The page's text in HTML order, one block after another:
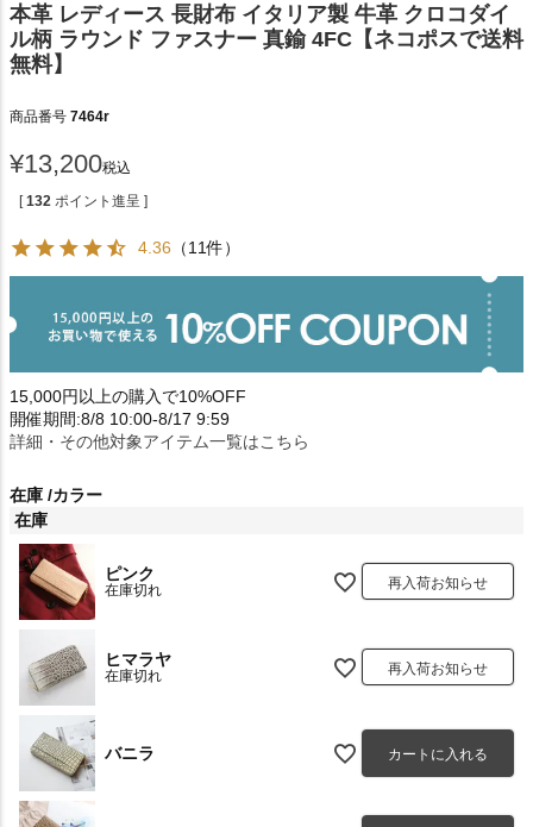
本革 レディース 長財布 イタリア製 牛革 クロコダイ
ル柄 ラウンド ファスナー 真鍮 4FC【ネコポスで送料
無料】
商品番号 7464r
¥13,200税込
[ 132 ポイント進呈 ]
4.36 （11件）
15,000円以上の購入で10%OFF
開催期間:8/8 10:00-8/17 9:59
詳細・その他対象アイテム一覧はこちら
在庫 カラー
在庫
ピンク
在庫切れ 再入荷お知らせ
ヒマラヤ
在庫切れ 再入荷お知らせ
バニラ カートに入れる